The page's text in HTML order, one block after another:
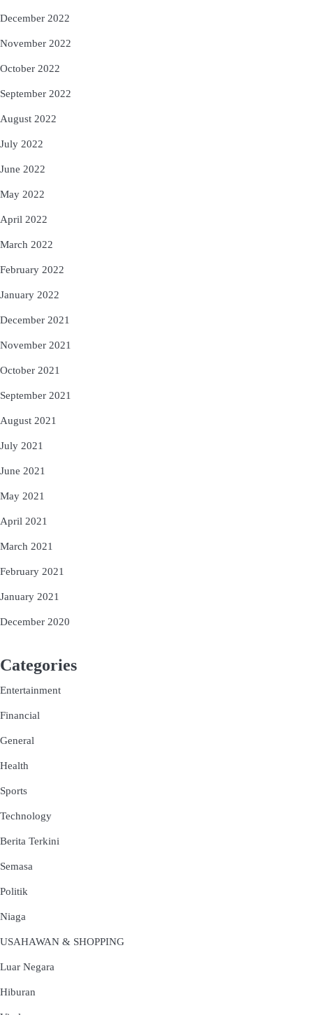
December 2022
November 2022
October 2022
September 2022
August 2022
July 2022
June 2022
May 2022
April 2022
March 2022
February 2022
January 2022
December 2021
November 2021
October 2021
September 2021
August 2021
July 2021
June 2021
May 2021
April 2021
March 2021
February 2021
January 2021
December 2020
Categories
Entertainment
Financial
General
Health
Sports
Technology
Berita Terkini
Semasa
Politik
Niaga
USAHAWAN & SHOPPING
Luar Negara
Hiburan